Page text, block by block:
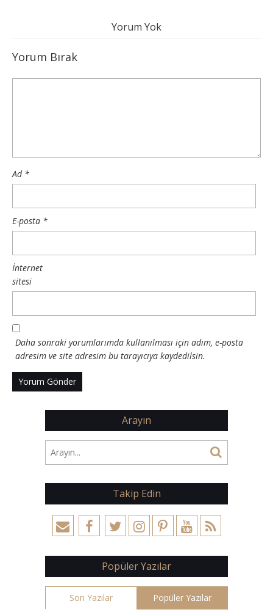
Yorum Yok
Yorum Bırak
Ad *
E-posta *
İnternet
sitesi
Daha sonraki yorumlarımda kullanılması için adım, e-posta
adresim ve site adresim bu tarayıcıya kaydedilsin.
Arayın
Takip Edin
Popüler Yazılar
Son Yazılar Popüler Yazılar